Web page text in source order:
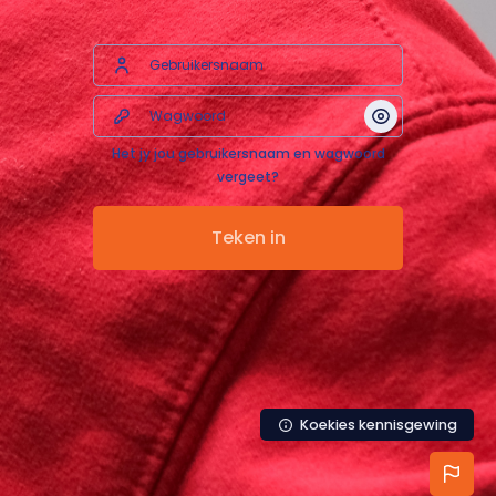
Gebruikersnaam
Wagwoord
Vertoon/
Het jy jou gebruikersnaam en wagwoord
vergeet?
Teken in
Koekies kennisgewing